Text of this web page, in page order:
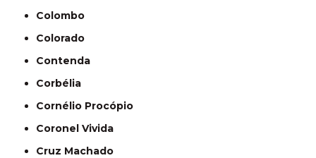
Colombo
Colorado
Contenda
Corbélia
Cornélio Procópio
Coronel Vivida
Cruz Machado